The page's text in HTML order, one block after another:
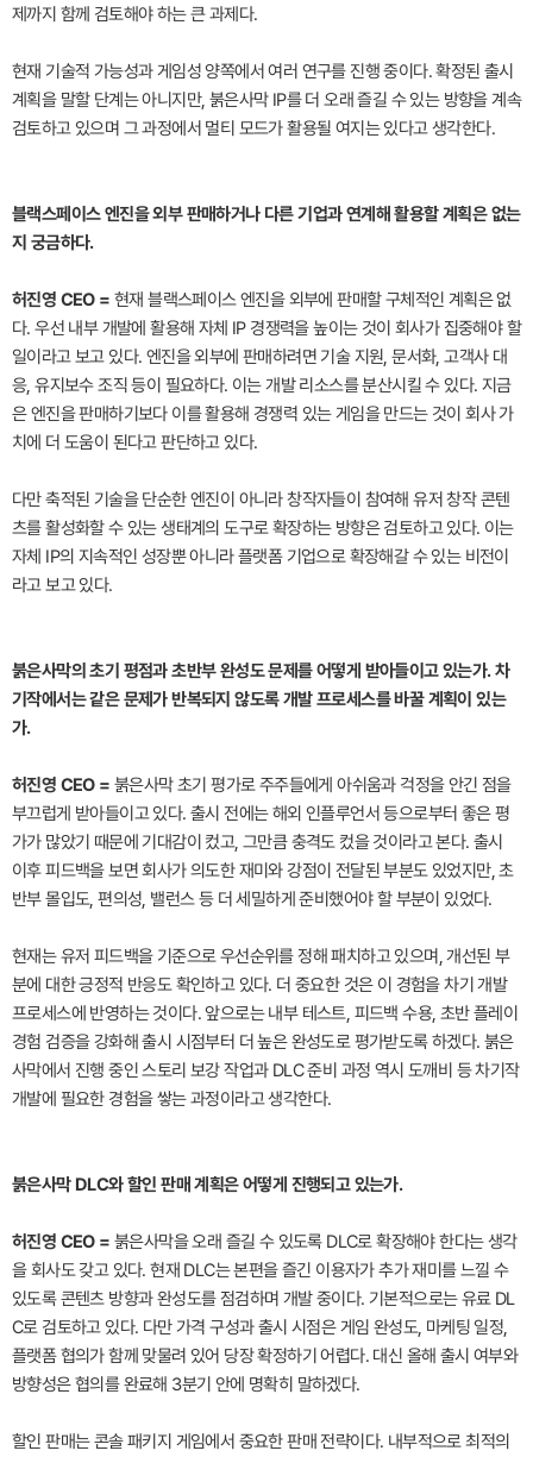
제까지 함께 검토해야 하는 큰 과제다.
현재 기술적 가능성과 게임성 양쪽에서 여러 연구를 진행 중이다. 확정된 출시
계획을 말할 단계는 아니지만, 붉은사막 IP를 더 오래 즐길 수 있는 방향을 계속
검토하고 있으며 그 과정에서 멀티 모드가 활용될 여지는 있다고 생각한다.
블랙스페이스 엔진을 외부 판매하거나 다른 기업과 연계해 활용할 계획은 없는
지 궁금하다.
허진영 CEO =현재 블랙스페이스 엔진을 외부에 판매할 구체적인 계획은 없
다. 우선 내부 개발에 활용해 자체 IP 경쟁력을 높이는 것이 회사가 집중해야 할
일이라고 보고 있다. 엔진을 외부에 판매하려면 기술 지원, 문서화, 고객사 대
응, 유지보수 조직 등이 필요하다. 이는 개발 리소스를 분산시킬 수 있다. 지금
은 엔진을 판매하기보다 이를 활용해 경쟁력 있는 게임을 만드는 것이 회사 가
치에 더 도움이 된다고 판단하고 있다.
다만 축적된 기술을 단순한 엔진이 아니라 창작자들이 참여해 유저 창작 콘텐
츠를 활성화할 수 있는 생태계의 도구로 확장하는 방향은 검토하고 있다. 이는
자체 IP의 지속적인 성장뿐 아니라 플랫폼 기업으로 확장해갈 수 있는 비전이
라고 보고 있다.
붉은사막의 초기 평점과 초반부 완성도 문제를 어떻게 받아들이고 있는가. 차
기작에서는 같은 문제가 반복되지 않도록 개발 프로세스를 바꿀 계획이 있는
가.
허진영 CEO =붉은사막 초기 평가로 주주들에게 아쉬움과 걱정을 안긴 점을
부끄럽게 받아들이고 있다. 출시 전에는 해외 인플루언서 등으로부터 좋은 평
가가 많았기 때문에 기대감이 컸고, 그만큼 충격도 컸을 것이라고 본다. 출시
이후 피드백을 보면 회사가 의도한 재미와 강점이 전달된 부분도 있었지만, 초
반부 몰입도, 편의성, 밸런스 등 더 세밀하게 준비했어야 할 부분이 있었다.
현재는 유저 피드백을 기준으로 우선순위를 정해 패치하고 있으며, 개선된 부
분에 대한 긍정적 반응도 확인하고 있다. 더 중요한 것은 이 경험을 차기 개발
프로세스에 반영하는 것이다. 앞으로는 내부 테스트, 피드백 수용, 초반 플레이
경험 검증을 강화해 출시 시점부터 더 높은 완성도로 평가받도록 하겠다. 붉은
사막에서 진행 중인 스토리 보강 작업과 DLC 준비 과정 역시 도깨비 등 차기작
개발에 필요한 경험을 쌓는 과정이라고 생각한다.
붉은사막 DLC와 할인 판매 계획은 어떻게 진행되고 있는가.
허진영 CEO =붉은사막을 오래 즐길 수 있도록 DLC로 확장해야 한다는 생각
을 회사도 갖고 있다. 현재 DLC는 본편을 즐긴 이용자가 추가 재미를 느낄 수
있도록 콘텐츠 방향과 완성도를 점검하며 개발 중이다. 기본적으로는 유료 DL
C로 검토하고 있다. 다만 가격 구성과 출시 시점은 게임 완성도, 마케팅 일정,
플랫폼 협의가 함께 맞물려 있어 당장 확정하기 어렵다. 대신 올해 출시 여부와
방향성은 협의를 완료해 3분기 안에 명확히 말하겠다.
할인 판매는 콘솔 패키지 게임에서 중요한 판매 전략이다. 내부적으로 최적의